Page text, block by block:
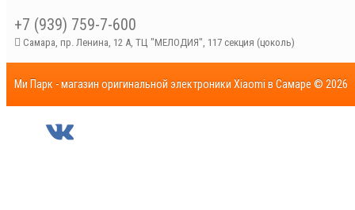
+7 (939) 759-7-600
Самара, пр. Ленина, 12 А, ТЦ "МЕЛОДИЯ", 117 секция (цоколь)
Ми Парк - магазин оригинальной электроники Xiaomi в Самаре © 2026